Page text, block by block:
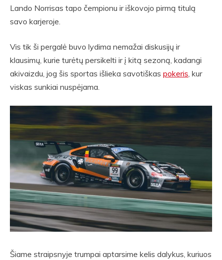
Lando Norrisas tapo čempionu ir iškovojo pirmą titulą
savo karjeroje.
Vis tik ši pergalė buvo lydima nemažai diskusijų ir
klausimų, kurie turėtų persikelti ir į kitą sezoną, kadangi
akivaizdu, jog šis sportas išlieka savotiškas pokeris, kur
viskas sunkiai nuspėjama.
Šiame straipsnyje trumpai aptarsime kelis dalykus, kuriuos